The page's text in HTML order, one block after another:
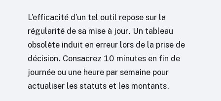
L’efficacité d’un tel outil repose sur la
régularité de sa mise à jour. Un tableau
obsolète induit en erreur lors de la prise de
décision. Consacrez 10 minutes en fin de
journée ou une heure par semaine pour
actualiser les statuts et les montants.